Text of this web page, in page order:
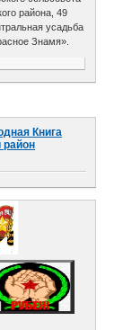
района, 49
усадьба
Знамя».
Книга
район